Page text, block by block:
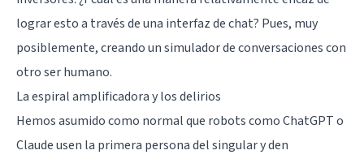
lograr esto a través de una interfaz de chat? Pues, muy
posiblemente, creando un simulador de conversaciones con
otro ser humano.
La espiral amplificadora y los delirios
Hemos asumido como normal que robots como ChatGPT o
Claude usen la primera persona del singular y den